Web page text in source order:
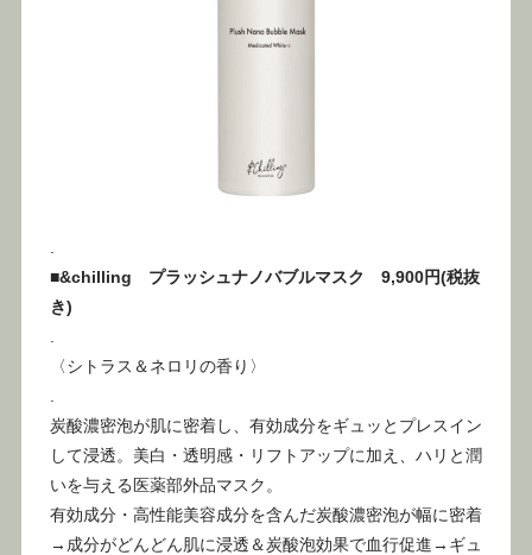
■&chilling プラッシュナノバブルマスク 9,900円(税抜
き)
〈シトラス＆ネロリの香り〉
炭酸濃密泡が肌に密着し、有効成分をギュッとプレスイン
して浸透。美白・透明感・リフトアップに加え、ハリと潤
いを与える医薬部外品マスク。
有効成分・高性能美容成分を含んだ炭酸濃密泡が幅に密着
→成分がどんどん肌に浸透＆炭酸泡効果で血行促進→ギュ